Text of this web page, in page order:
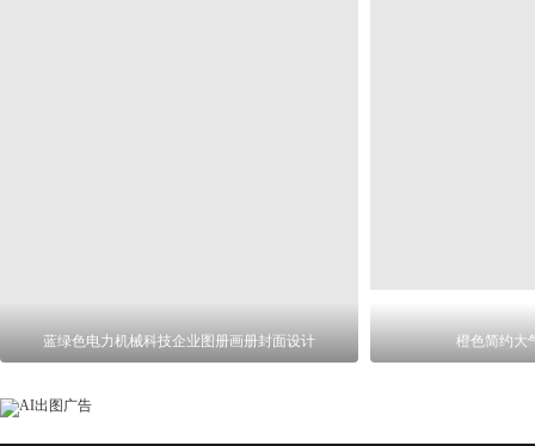
蓝绿色电力机械科技企业图册画册封面设计 橙色简约大